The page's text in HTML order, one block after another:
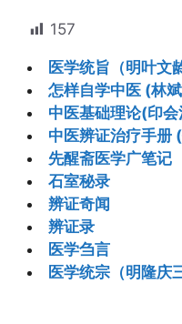
157
医学统旨（明叶文
怎样自学中医 (林
中医基础理论(印
中医辨证治疗手册
先醒斋医学广笔记
石室秘录
辨证奇闻
辨证录
医学刍言
医学统宗（明隆庆